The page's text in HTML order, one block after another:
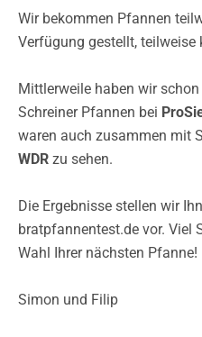
Wir bekommen Pfannen
Verfügung gestellt, teilweise
Mittlerweile haben wir
Schreiner Pfannen bei
waren auch zusammen mit
WDR zu sehen.
Die Ergebnisse stellen wir
bratpfannentest.de vor. Viel
Wahl Ihrer nächsten Pfanne!
Simon und Filip